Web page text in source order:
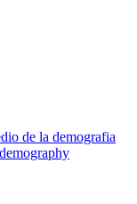
de la demografia